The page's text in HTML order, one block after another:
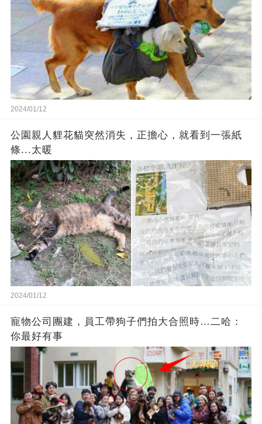
2024/01/12
公園親人貍花貓突然消失，正擔心，就看到一張紙
條...太暖
2024/01/12
寵物公司團建，員工帶狗子們拍大合照時…二哈：
你最好有事